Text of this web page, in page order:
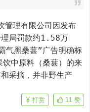
理局罚款约1.58万
气黑桑葚”广告明确标
中原料（桑葚）的来
采摘，并非野生产
11 赞
打赏